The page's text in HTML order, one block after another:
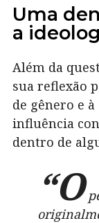
Uma
a
Além da
sua reflexão
de gênero e
influência
dentro de
“O